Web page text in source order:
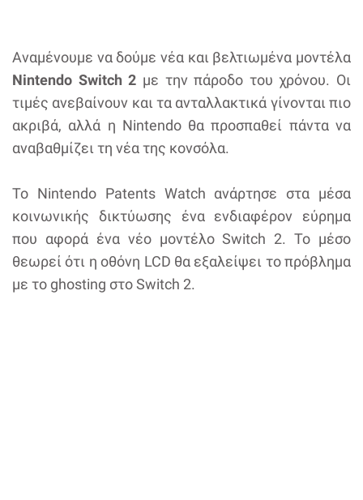
Αναμένουμε να δούμε νέα και βελτιωμένα μοντέλα
Nintendo Switch 2 με την πάροδο του χρόνου. Οι
τιμές ανεβαίνουν και τα ανταλλακτικά γίνονται πιο
ακριβά, αλλά η Nintendo θα προσπαθεί πάντα να
αναβαθμίζει τη νέα της κονσόλα.
Το Nintendo Patents Watch ανάρτησε στα μέσα
κοινωνικής δικτύωσης ένα ενδιαφέρον εύρημα
που αφορά ένα νέο μοντέλο Switch 2. Το μέσο
θεωρεί ότι η οθόνη LCD θα εξαλείψει το πρόβλημα
με το ghosting στο Switch 2.